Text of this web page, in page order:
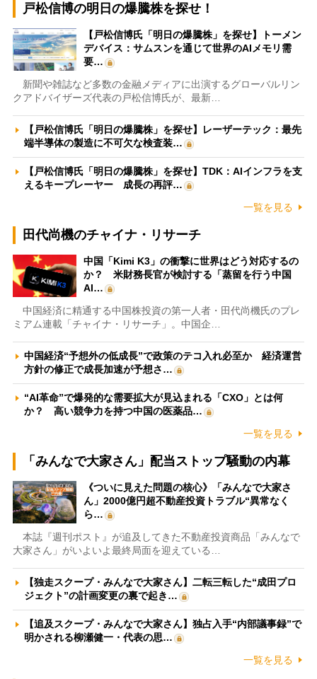
戸松信博の明日の爆騰株を探せ！
【戸松信博氏「明日の爆騰株」を探せ】トーメン
デバイス：サムスンを通じて世界のAIメモリ需
要…
新聞や雑誌など多数の金融メディアに出演するグローバルリン
クアドバイザーズ代表の戸松信博氏が、最新…
【戸松信博氏「明日の爆騰株」を探せ】レーザーテック：最先
端半導体の製造に不可欠な検査装…
【戸松信博氏「明日の爆騰株」を探せ】TDK：AIインフラを支
えるキープレーヤー 成長の再評…
一覧を見る
田代尚機のチャイナ・リサーチ
中国「Kimi K3」の衝撃に世界はどう対応するの
か？ 米財務長官が検討する「蒸留を行う中国
AI…
中国経済に精通する中国株投資の第一人者・田代尚機氏のプレ
ミアム連載「チャイナ・リサーチ」。中国企…
中国経済“予想外の低成長”で政策のテコ入れ必至か 経済運営
方針の修正で成長加速が予想さ…
“AI革命”で爆発的な需要拡大が見込まれる「CXO」とは何
か？ 高い競争力を持つ中国の医薬品…
一覧を見る
「みんなで大家さん」配当ストップ騒動の内幕
《ついに見えた問題の核心》「みんなで大家さ
ん」2000億円超不動産投資トラブル“異常なく
ら…
本誌『週刊ポスト』が追及してきた不動産投資商品「みんなで
大家さん」がいよいよ最終局面を迎えている…
【独走スクープ・みんなで大家さん】二転三転した“成田プロ
ジェクト”の計画変更の裏で起き…
【追及スクープ・みんなで大家さん】独占入手“内部議事録”で
明かされる柳瀬健一・代表の思…
一覧を見る